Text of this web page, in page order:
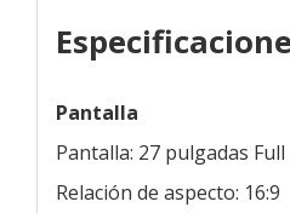
Pantalla
Pantalla: 27 pulgadas Full
Relación de aspecto: 16:9